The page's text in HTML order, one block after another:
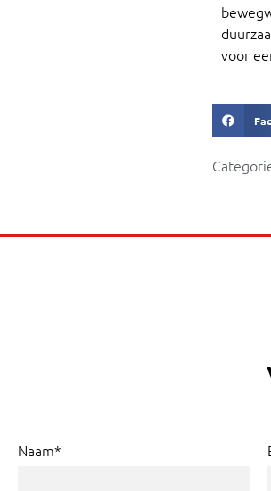
voor
Naam*